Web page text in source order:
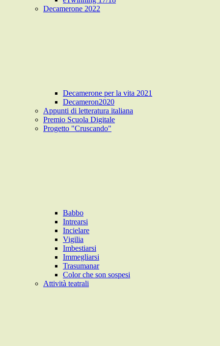
Decamerone 2022
Decamerone per la vita 2021
Decameron2020
Appunti di letteratura italiana
Premio Scuola Digitale
Progetto "Cruscando"
Babbo
Intrearsi
Incielare
Vigilia
Imbestiarsi
Immegliarsi
Trasumanar
Color che son sospesi
Attività teatrali